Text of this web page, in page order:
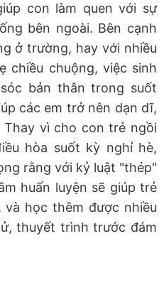
con làm quen với sự
bên ngoài. Bên cạnh
ở trường, hay với nhiều
chiều chuộng, việc sinh
bản thân trong suốt
các em trở nên dạn dĩ,
vì cho con trẻ ngồi
hòa suốt kỳ nghỉ hè,
rằng với kỷ luật "thép"
huấn luyện sẽ giúp trẻ
học thêm được nhiều
thuyết trình trước đám